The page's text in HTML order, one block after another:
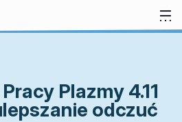
Plazmy 4.11
odczuć